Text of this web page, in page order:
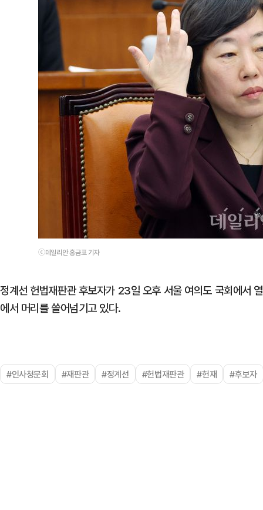
ⓒ데일리안 홍금표 기자
정계선 헌법재판관 후보자가 23일 오후 서울 여의도 국회에서
에서 머리를 쓸어넘기고 있다.
#인사청문회 #재판관 #정계선 #헌법재판관 #헌재 #후보자